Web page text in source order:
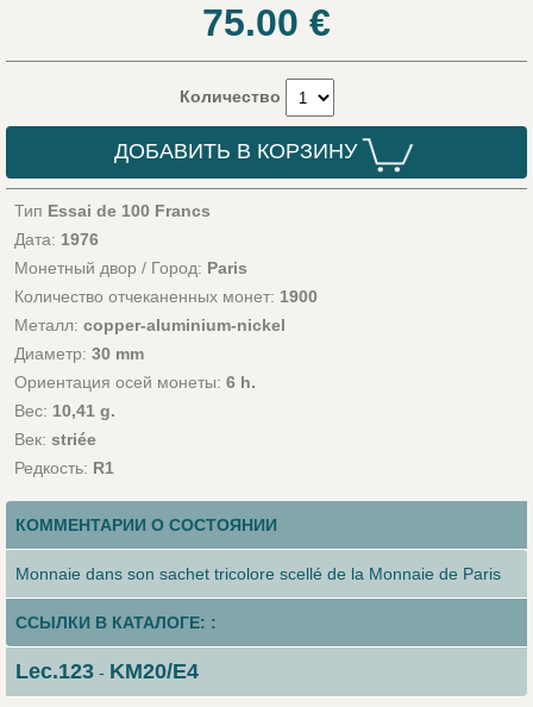
75.00 €
Количество
ДОБАВИТЬ В КОРЗИНУ
Тип Essai de 100 Francs
Дата: 1976
Монетный двор / Город: Paris
Количество отчеканенных монет: 1900
Металл: copper-aluminium-nickel
Диаметр: 30 mm
Ориентация осей монеты: 6 h.
Вес: 10,41 g.
Век: striée
Редкость: R1
КОММЕНТАРИИ О СОСТОЯНИИ
Monnaie dans son sachet tricolore scellé de la Monnaie de Paris
ССЫЛКИ В КАТАЛОГЕ: :
Lec.123- KM20/E4